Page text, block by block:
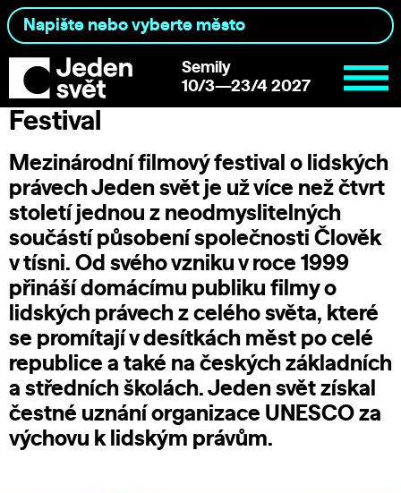
Semily
10/3—23/4 2027
Festival
Mezinárodní filmový festival o lidských
právech Jeden svět je už více než čtvrt
století jednou z neodmyslitelných
součástí působení společnosti Člověk
v tísni. Od svého vzniku v roce 1999
přináší domácímu publiku filmy o
lidských právech z celého světa, které
se promítají v desítkách měst po celé
republice a také na českých základních
a středních školách. Jeden svět získal
čestné uznání organizace UNESCO za
výchovu k lidským právům.